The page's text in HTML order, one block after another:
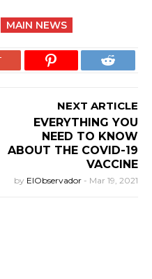
MAIN NEWS
NEXT ARTICLE
EVERYTHING YOU
NEED TO KNOW
ABOUT THE COVID-19
VACCINE
by ElObservador - Mar 19, 2021